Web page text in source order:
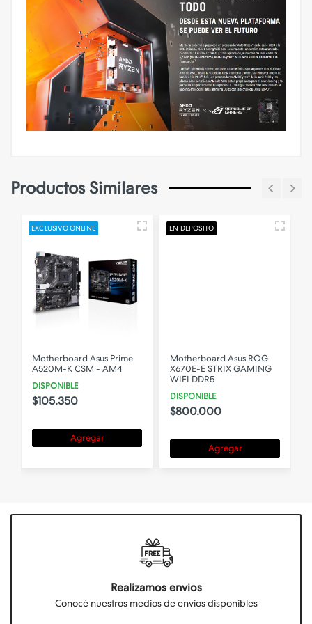
Productos Similares
EXCLUSIVO ONLINE
Motherboard Asus Prime
A520M-K CSM - AM4
DISPONIBLE
$105.350
Agregar
EN DEPOSITO
Motherboard Asus ROG
X670E-E STRIX GAMING
WIFI DDR5
DISPONIBLE
$800.000
Agregar
Realizamos envios
Conocé nuestros medios de envios disponibles